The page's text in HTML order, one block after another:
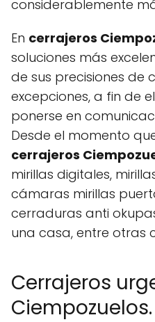
considerablemente
En cerrajeros
soluciones más
de sus precisiones de
excepciones, a fin de
ponerse en
Desde el momento
cerrajeros
mirillas digitales,
cámaras mirillas
cerraduras anti
una casa, entre otras
Cerrajeros
Ciempozuelos.